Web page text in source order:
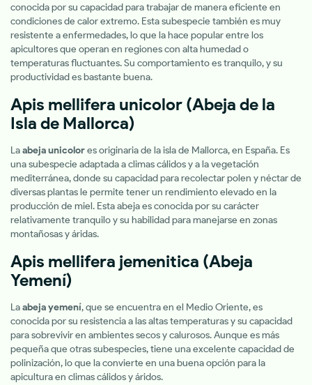
conocida por su capacidad para trabajar de manera eficiente en
condiciones de calor extremo. Esta subespecie también es muy
resistente a enfermedades, lo que la hace popular entre los
apicultores que operan en regiones con alta humedad o
temperaturas fluctuantes. Su comportamiento es tranquilo, y su
productividad es bastante buena.
Apis mellifera unicolor (Abeja de la
Isla de Mallorca)
Laabeja unicolores originaria de la isla de Mallorca, en España. Es
una subespecie adaptada a climas cálidos y a la vegetación
mediterránea, donde su capacidad para recolectar polen y néctar de
diversas plantas le permite tener un rendimiento elevado en la
producción de miel. Esta abeja es conocida por su carácter
relativamente tranquilo y su habilidad para manejarse en zonas
montañosas y áridas.
Apis mellifera jemenitica (Abeja
Yemení)
Laabeja yemení, que se encuentra en el Medio Oriente, es
conocida por su resistencia a las altas temperaturas y su capacidad
para sobrevivir en ambientes secos y calurosos. Aunque es más
pequeña que otras subespecies, tiene una excelente capacidad de
polinización, lo que la convierte en una buena opción para la
apicultura en climas cálidos y áridos.